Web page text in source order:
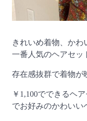
きれいめ着物、かわ
一番人気のヘアセ
存在感抜群で着物が
￥1,100でできるヘ
でお好みのかわい